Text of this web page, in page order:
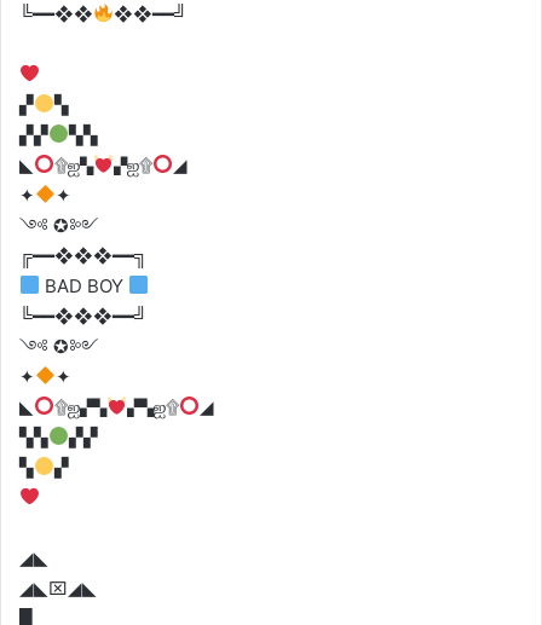
╚━━❖❖ ❖❖━━╝
▞
▚
▞▞
▚▚
◣
۩ஐ▚ ▞ஐ۩
◢
✦
✦
༺ ✪༻
╔━━❖❖❖━━╗
BAD BOY
╚━━❖❖❖━━╝
༺ ✪༻
✦
✦
◣
۩ஐ▞▚ ▞▚ஐ۩
◢
▚▚
▞▞
▚
▞
◢◣
◢◣⌧◢◣